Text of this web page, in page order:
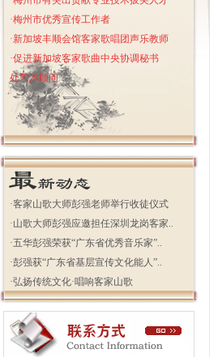
·梅州市优秀宣传工作者
·新加坡丰顺会馆客家歌唱团声乐教师
·促进新加坡客家歌曲中央协调秘书
处艺术顾问
·客家山歌大师彭强老师举行收徒仪式
·山歌大师彭强应邀担任深圳龙岗客家..
·五华彭强荣获“广东省优秀音乐家”..
·彭强获“广东省基层宣传文化能人”..
·弘扬传统文化·唱响客家山歌